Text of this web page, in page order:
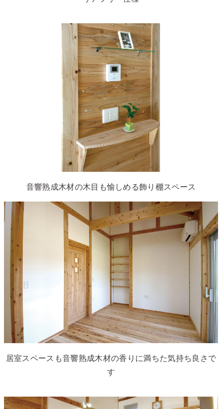
音響熟成木材の木目も愉しめる飾り棚スペース
居室スペースも音響熟成木材の香りに満ちた気持ち良さで
す